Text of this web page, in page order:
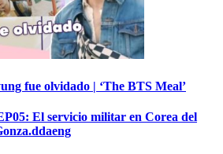
fue olvidado | ‘The BTS Meal’
El servicio militar en Corea del